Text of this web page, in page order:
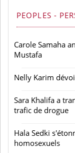
PEOPLES -
Carole Samaha
Mustafa
Nelly Karim
Sara Khalifa a
trafic de drogue
Hala Sedki
homosexuels